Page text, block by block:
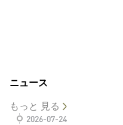
ニュース
もっと 見る
2026-07-24